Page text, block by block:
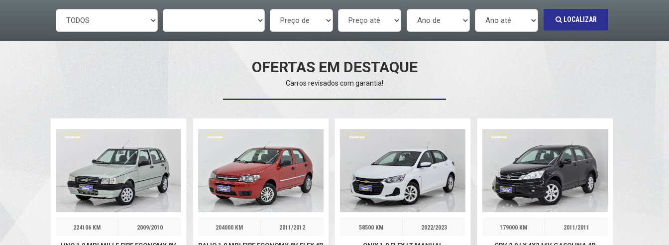
LOCALIZAR
OFERTAS EM DESTAQUE
Carros revisados com garantia!
224106 KM 2009/2010 204000 KM 2011/2012 58500 KM 2022/2023 179000 KM 2011/2011